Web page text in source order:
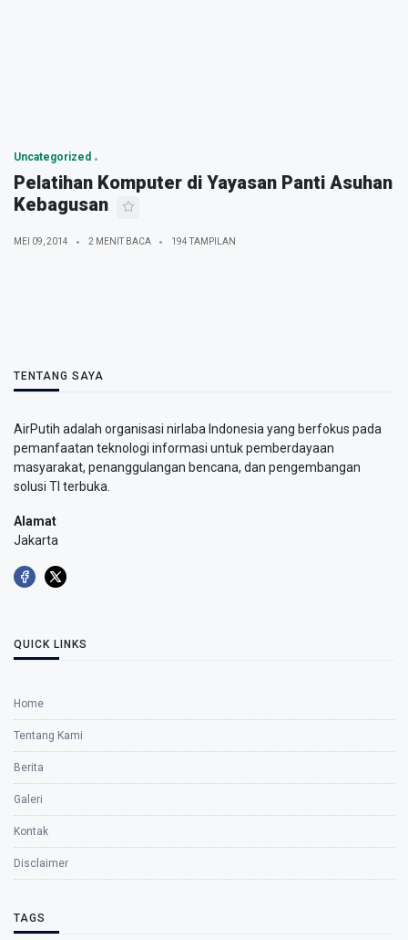
Uncategorized
Pelatihan Komputer di Yayasan Panti Asuhan
Kebagusan
MEI 09, 2014 2 MENIT BACA 194 TAMPILAN
TENTANG SAYA
AirPutih adalah organisasi nirlaba Indonesia yang berfokus pada
pemanfaatan teknologi informasi untuk pemberdayaan
masyarakat, penanggulangan bencana, dan pengembangan
solusi TI terbuka.
Alamat
Jakarta
QUICK LINKS
Home
Tentang Kami
Berita
Galeri
Kontak
Disclaimer
TAGS